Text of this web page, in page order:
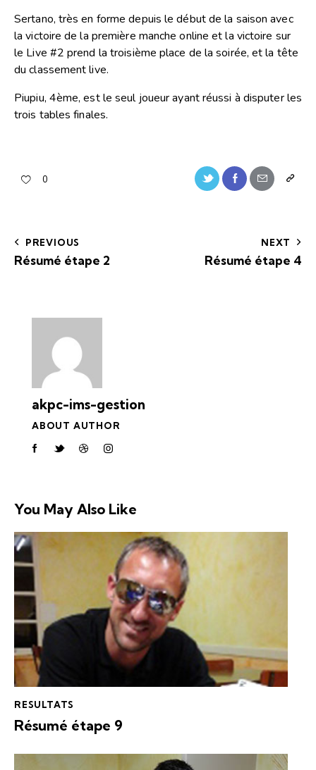
Sertano, très en forme depuis le début de la saison avec
la victoire de la première manche online et la victoire sur
le Live #2 prend la troisième place de la soirée, et la tête
du classement live.
Piupiu, 4ème, est le seul joueur ayant réussi à disputer les
trois tables finales.
0
PREVIOUS
Résumé étape 2
NEXT
Résumé étape 4
akpc-ims-gestion
ABOUT AUTHOR
You May Also Like
RESULTATS
Résumé étape 9